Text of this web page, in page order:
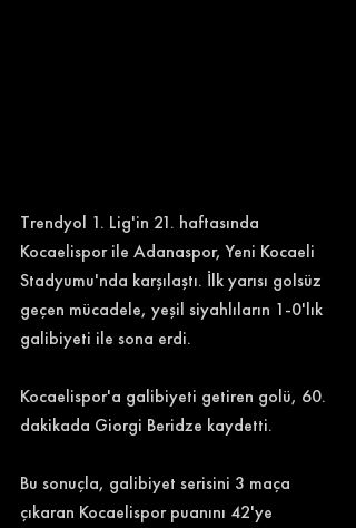
Trendyol 1. Lig'in 21. haftasında
Kocaelispor ile Adanaspor, Yeni Kocaeli
Stadyumu'nda karşılaştı. İlk yarısı golsüz
geçen mücadele, yeşil siyahlıların 1-0'lık
galibiyeti ile sona erdi.
Kocaelispor'a galibiyeti getiren golü, 60.
dakikada Giorgi Beridze kaydetti.
Bu sonuçla, galibiyet serisini 3 maça
çıkaran Kocaelispor puanını 42'ye